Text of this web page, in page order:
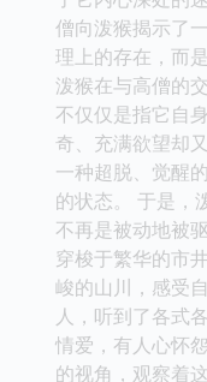
僧向泼猴揭示了
理上的存在，而
泼猴在与高僧的
不仅仅是指它自
奇、充满欲望却
一种超脱、觉醒
的状态。 于是，
不再是被动地被
穿梭于繁华的市
峻的山川，感受
人，听到了各式
情爱，有人心怀
的视角，观察着